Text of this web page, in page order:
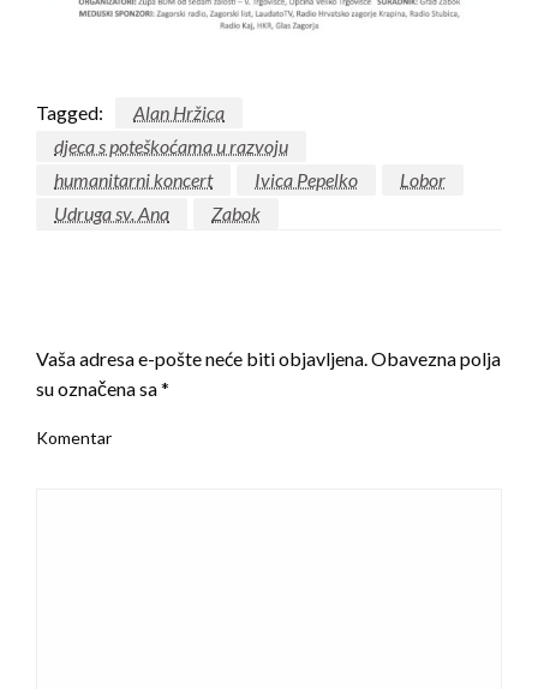
Tagged:
Alan Hržica
djeca s poteškoćama u razvoju
humanitarni koncert
Ivica Pepelko
Lobor
Udruga sv. Ana
Zabok
Vaša adresa e-pošte neće biti objavljena. Obavezna polja
su označena sa*
Komentar